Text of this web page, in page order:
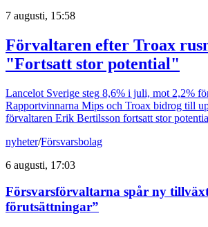
7 augusti, 15:58
Förvaltaren efter Troax
"Fortsatt stor potential"
Lancelot Sverige steg 8,6% i juli, mot 2,2%
Rapportvinnarna Mips och Troax bidrog till
förvaltaren Erik Bertilsson fortsatt stor
nyheter/Försvarsbolag
6 augusti, 17:03
Försvarsförvaltarna spår ny
förutsättningar”